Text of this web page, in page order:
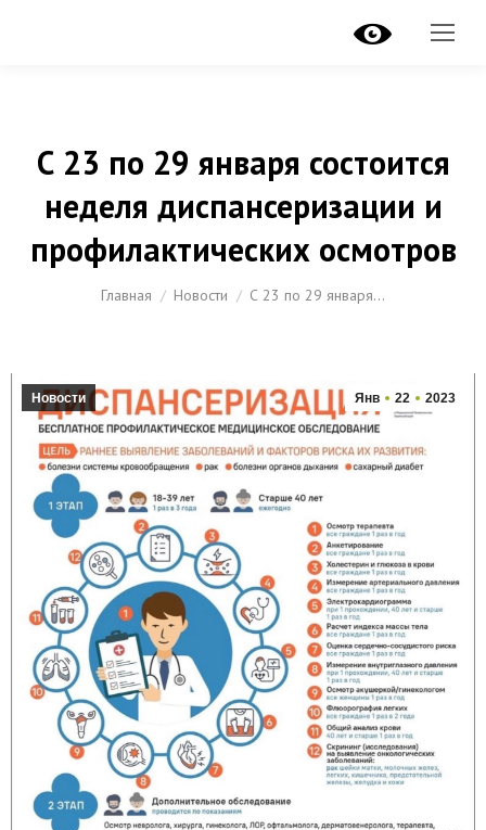
С 23 по 29 января состоится
неделя диспансеризации и
профилактических осмотров
Вы здесь:
Главная Новости С 23 по 29 января…
Янв 22 2023
Новости